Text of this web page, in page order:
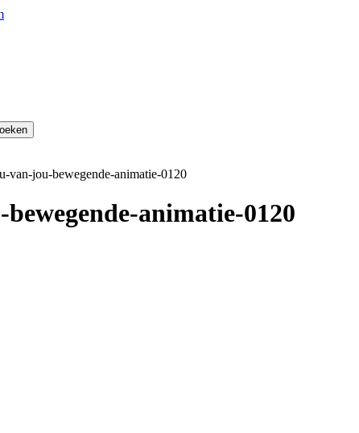
van-jou-bewegende-animatie-0120
animatie-0120